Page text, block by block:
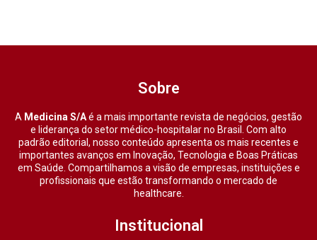
Sobre
A Medicina S/Aé a mais importante revista de negócios, gestão
e liderança do setor médico-hospitalar no Brasil. Com alto
padrão editorial, nosso conteúdo apresenta os mais recentes e
importantes avanços em Inovação, Tecnologia e Boas Práticas
em Saúde. Compartilhamos a visão de empresas, instituições e
profissionais que estão transformando o mercado de
healthcare.
Institucional